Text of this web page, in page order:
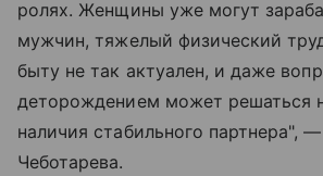
ролях. Женщины уже могут
мужчин, тяжелый физический
быту не так актуален, и даже
деторождением может решаться
наличия стабильного партнера",
Чеботарева.